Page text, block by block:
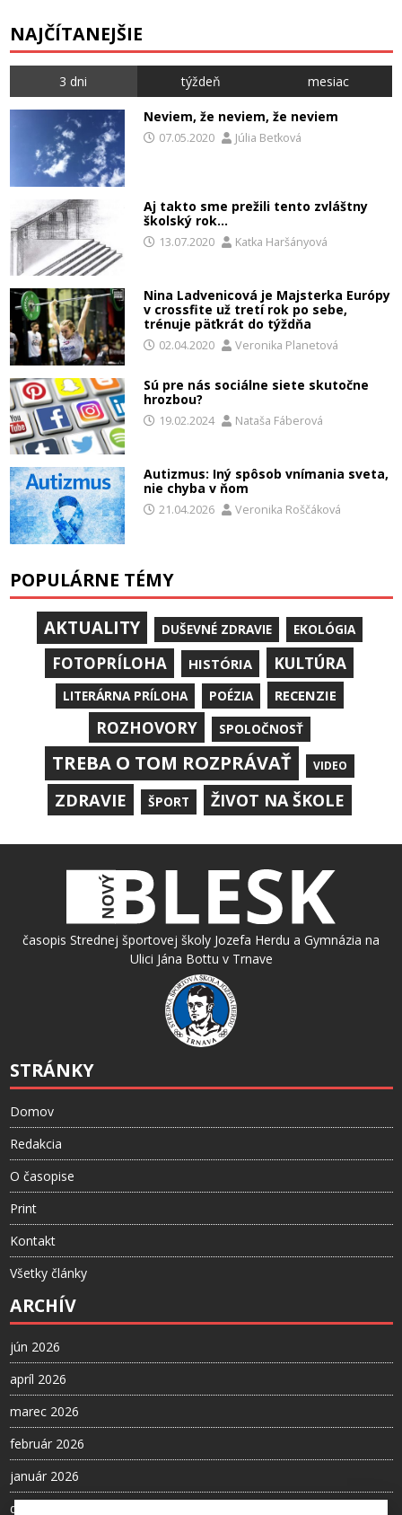
NAJČÍTANEJŠIE
3 dni týždeň mesiac
Neviem, že neviem, že neviem
07.05.2020 Júlia Beťková
Aj takto sme prežili tento zvláštny
školský rok…
13.07.2020 Katka Haršányová
Nina Ladvenicová je Majsterka Európy
v crossfite už tretí rok po sebe,
trénuje päťkrát do týždňa
02.04.2020 Veronika Planetová
Sú pre nás sociálne siete skutočne
hrozbou?
19.02.2024 Nataša Fáberová
Autizmus: Iný spôsob vnímania sveta,
nie chyba v ňom
21.04.2026 Veronika Roščáková
POPULÁRNE TÉMY
AKTUALITY DUŠEVNÉ ZDRAVIE EKOLÓGIA
FOTOPRÍLOHA HISTÓRIA KULTÚRA
LITERÁRNA PRÍLOHA POÉZIA RECENZIE
ROZHOVORY SPOLOČNOSŤ
TREBA O TOM ROZPRÁVAŤ VIDEO
ZDRAVIE ŠPORT ŽIVOT NA ŠKOLE
časopis Strednej športovej školy Jozefa Herdu a Gymnázia na
Ulici Jána Bottu v Trnave
STRÁNKY
Domov
Redakcia
O časopise
Print
Kontakt
Všetky články
ARCHÍV
jún 2026
apríl 2026
marec 2026
február 2026
január 2026
december 2025